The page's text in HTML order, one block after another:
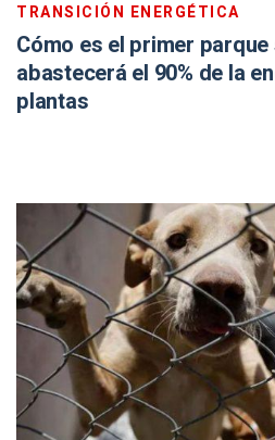
TRANSICIÓN ENERGÉTICA
Cómo es el primer
abastecerá el 90% de la
plantas